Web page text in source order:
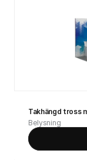
Takhängd tross
Belysning